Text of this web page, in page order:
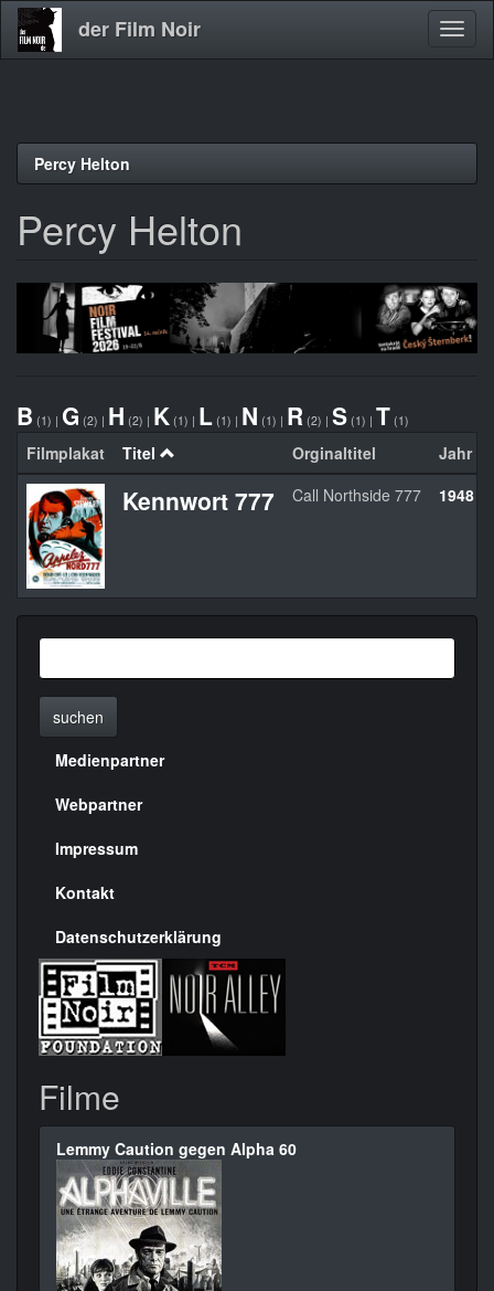
Direkt
der Film Noir
Percy Helton
Percy Helton
B (1) | G (2) | H (2) | K (1) | L (1) | N (1) | R (2) | S (1) | T (1)
Filmplakat Titel Orginaltitel Jahr
Kennwort 777 Call Northside 777 1948
suchen
Menülinks
rechte
Seite
Medienpartner
Webpartner
Impressum
Kontakt
Datenschutzerklärung
Filme
Lemmy Caution gegen Alpha 60